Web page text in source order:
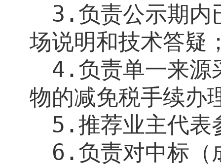
3. 负责公示期内
场说明和技术答疑
4. 负责单一来源
物的减免税手续办
5.推荐业主代表
6. 负责对中标（